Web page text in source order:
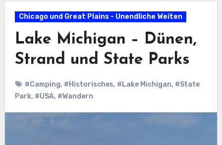
Chicago und Great Plains - Unendliche Weiten
Lake Michigan – Dünen,
Strand und State Parks
#Camping, #Historisches, #Lake Michigan, #State
Park, #USA, #Wandern